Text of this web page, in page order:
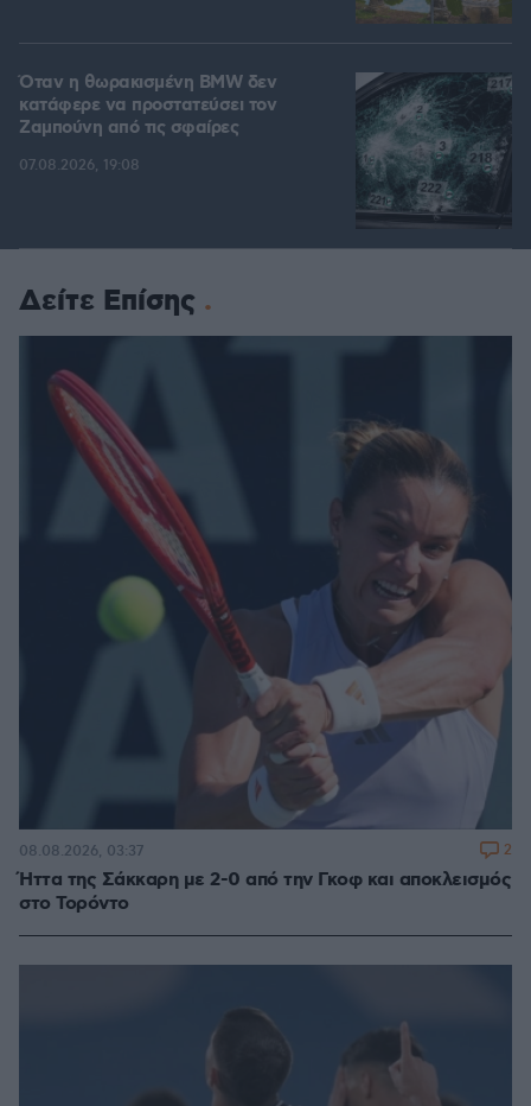
Όταν η θωρακισμένη BMW δεν
κατάφερε να προστατεύσει τον
Ζαμπούνη από τις σφαίρες
07.08.2026, 19:08
Δείτε Επίσης
Ήττα της Σάκκαρη με 2-0 από την Γκοφ και αποκλεισμός
στο Τορόντο
08.08.2026, 03:37 2